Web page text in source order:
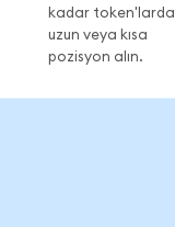
kadar token'larda
uzun veya kısa
pozisyon alın.